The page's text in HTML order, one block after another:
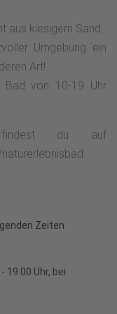
aus kiesigem Sand.
Umgebung ein
Art!
Bad von 10-19 Uhr
findest du auf
Zeiten
19.00 Uhr, bei